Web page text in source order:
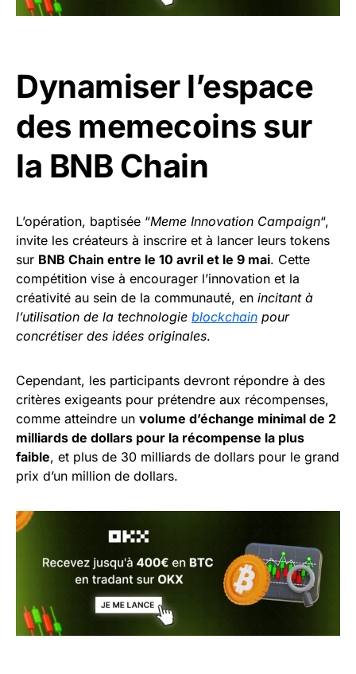
Dynamiser l’espace
des memecoins sur
la BNB Chain
L’opération, baptisée “Meme Innovation Campaign“,
invite les créateurs à inscrire et à lancer leurs tokens
sur BNB Chain entre le 10 avril et le 9 mai. Cette
compétition vise à encourager l’innovation et la
créativité au sein de la communauté, en incitant à
l’utilisation de la technologie blockchain pour
concrétiser des idées originales.
Cependant, les participants devront répondre à des
critères exigeants pour prétendre aux récompenses,
comme atteindre un volume d’échange minimal de 2
milliards de dollars pour la récompense la plus
faible, et plus de 30 milliards de dollars pour le grand
prix d’un million de dollars.